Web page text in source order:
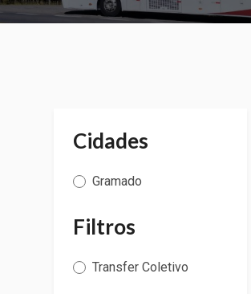
Cidades
Gramado
Filtros
Transfer Coletivo